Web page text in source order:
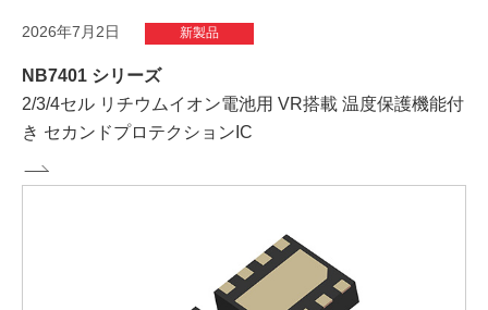
2026年7月2日 新製品
NB7401 シリーズ
2/3/4セル リチウムイオン電池用 VR搭載 温度保護機能付
き セカンドプロテクションIC